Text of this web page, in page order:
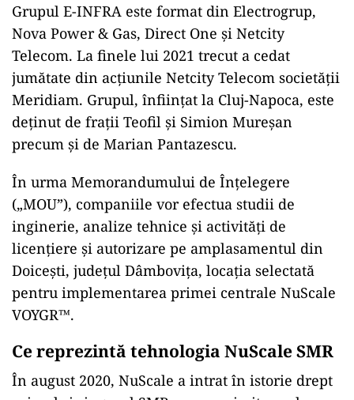
Grupul E-INFRA este format din Electrogrup,
Nova Power & Gas, Direct One şi Netcity
Telecom. La finele lui 2021 trecut a cedat
jumătate din acțiunile Netcity Telecom societății
Meridiam. Grupul, înființat la Cluj-Napoca, este
deținut de frații Teofil și Simion Mureșan
precum și de Marian Pantazescu.
În urma Memorandumului de Înțelegere
(„MOU”), companiile vor efectua studii de
inginerie, analize tehnice și activități de
licențiere și autorizare pe amplasamentul din
Doicești, județul Dâmbovița, locația selectată
pentru implementarea primei centrale NuScale
VOYGR™.
Ce reprezintă tehnologia NuScale SMR
În august 2020, NuScale a intrat în istorie drept